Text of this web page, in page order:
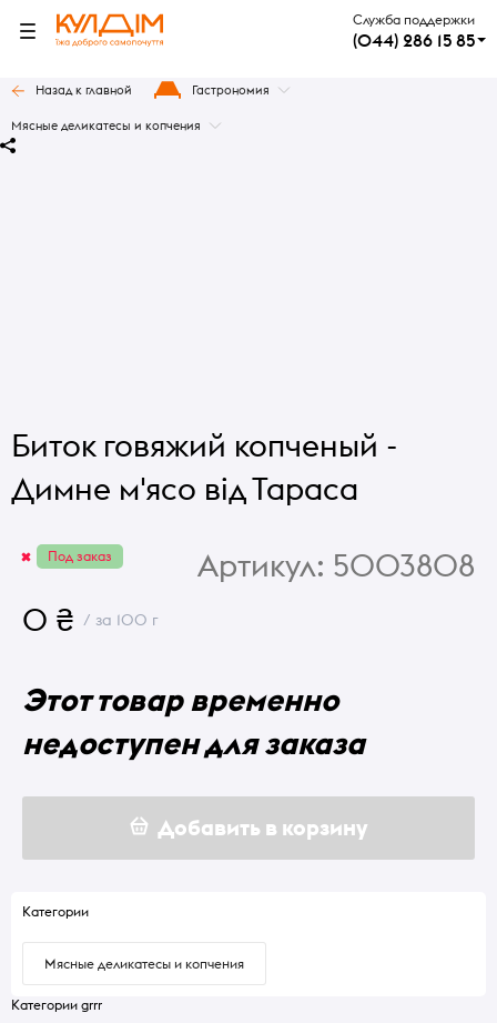
Служба поддержки
(044) 286 15 85
Назад к главной Гастрономия
Мясные деликатесы и копчения
Биток говяжий копченый -
Димне м'ясо від Тараса
Под заказ Артикул: 5003808
0 ₴ / за 100 г
Этот товар временно
недоступен для заказа
Добавить в корзину
Категории
Мясные деликатесы и копчения
Категории grrr